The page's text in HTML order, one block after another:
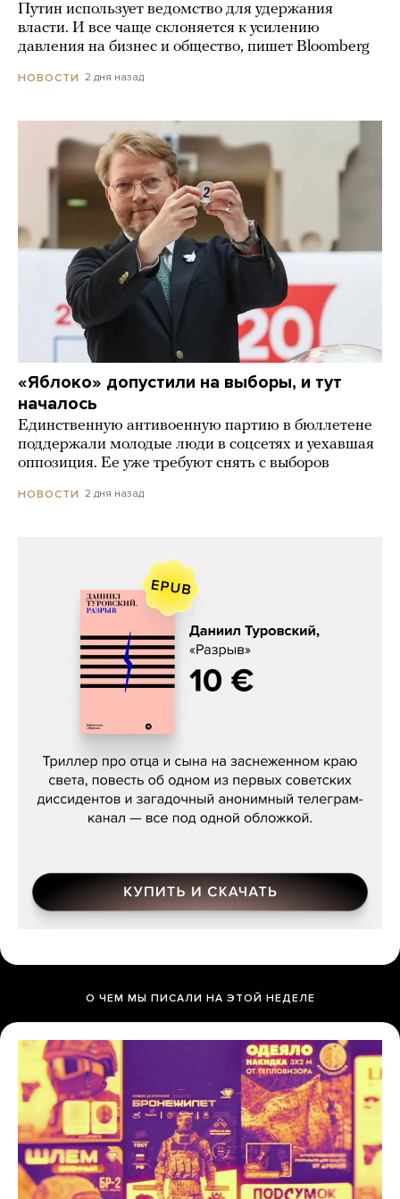
Путин использует ведомство для удержания
власти. И все чаще склоняется к усилению
давления на бизнес и общество, пишет Bloomberg
НОВОСТИ 2 дня назад
«Яблоко» допустили на выборы, и тут
началось
Единственную антивоенную партию в бюллетене
поддержали молодые люди в соцсетях и уехавшая
оппозиция. Ее уже требуют снять с выборов
НОВОСТИ 2 дня назад
Даниил Туровский, «Разрыв»
О ЧЕМ МЫ ПИСАЛИ НА ЭТОЙ НЕДЕЛЕ